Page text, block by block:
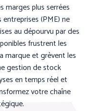
marges plus serrées
(PME) ne
au dépourvu par des
frustrent les
marque et grèvent les
gestion de stock
en temps réel et
votre chaîne